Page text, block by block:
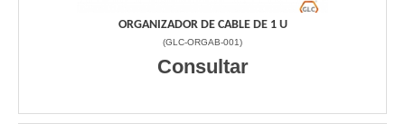
ORGANIZADOR DE CABLE DE 1 U
(GLC-ORGAB-001)
Consultar